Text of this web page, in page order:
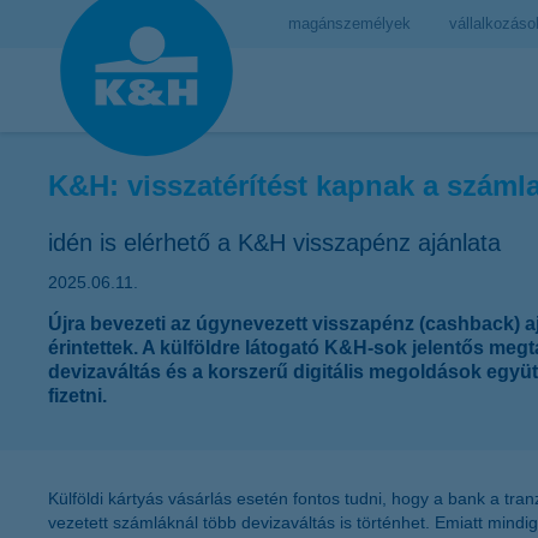
magánszemélyek
K&H: visszatérítést kapnak a
idén is elérhető a K&H visszapénz ajánlata
2025.06.11.
Újra bevezeti az úgynevezett visszapénz (cashback)
érintettek. A külföldre látogató K&H-sok jelentős
devizaváltás és a korszerű digitális megoldások
fizetni.
Külföldi kártyás vásárlás esetén fontos tudni, hogy a bank a
vezetett számláknál több devizaváltás is történhet. Emiatt